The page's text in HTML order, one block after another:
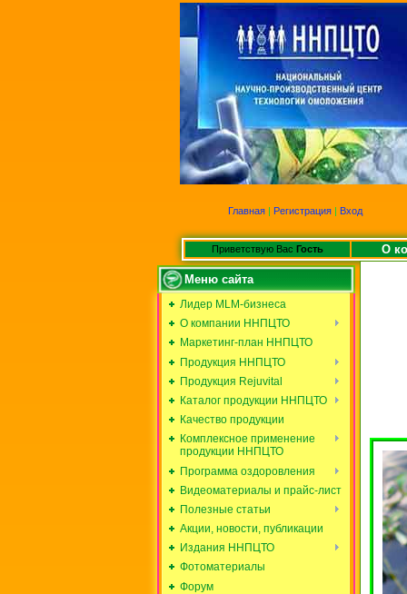
Главная | Регистрация | Вход
Приветствую Вас Гость О
Меню сайта
Лидер MLM-бизнеса
О компании ННПЦТО
Маркетинг-план ННПЦТО
Продукция ННПЦТО
Продукция Rejuvital
Каталог продукции ННПЦТО
Качество продукции
Комплексное применение
продукции ННПЦТО
Программа оздоровления
Видеоматериалы и прайс-лист
Полезные статьи
Акции, новости, публикации
Издания ННПЦТО
Фотоматериалы
Форум